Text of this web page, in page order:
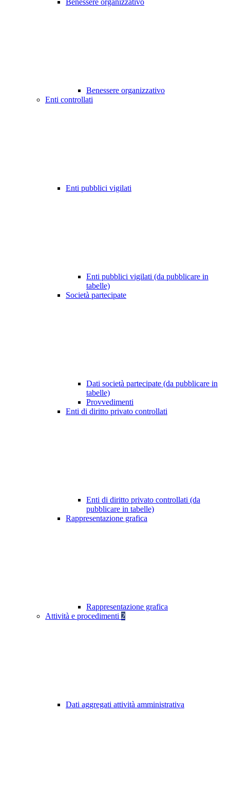
Benessere organizzativo
Benessere organizzativo
Enti controllati
Enti pubblici vigilati
Enti pubblici vigilati (da pubblicare in
tabelle)
Società partecipate
Dati società partecipate (da pubblicare in
tabelle)
Provvedimenti
Enti di diritto privato controllati
Enti di diritto privato controllati (da
pubblicare in tabelle)
Rappresentazione grafica
Rappresentazione grafica
Attività e procedimenti 2
Dati aggregati attività amministrativa